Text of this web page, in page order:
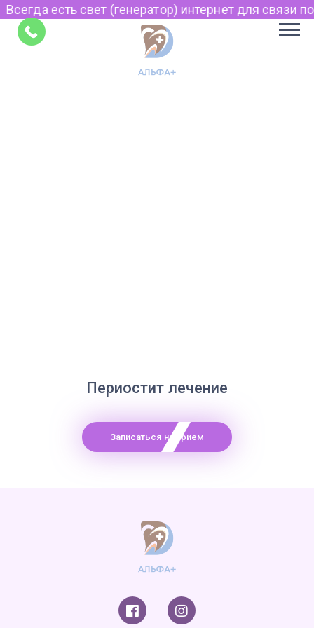
Всегда есть свет (генератор) интернет для связи
Периостит лечение
Записаться на прием